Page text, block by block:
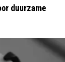
duurzame